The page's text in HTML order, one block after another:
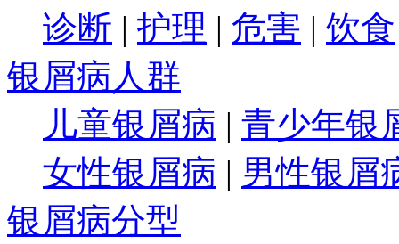
诊断 | 护理 | 危害 | 饮食
银屑病人群
儿童银屑病 | 青少年银
女性银屑病 | 男性银屑
银屑病分型